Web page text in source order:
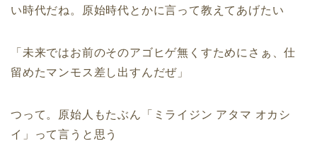
い時代だね。原始時代とかに言って教えてあげたい
「未来ではお前のそのアゴヒゲ無くすためにさぁ、仕
留めたマンモス差し出すんだぜ」
つって。原始人もたぶん「ミライジン アタマ オカシ
イ」って言うと思う